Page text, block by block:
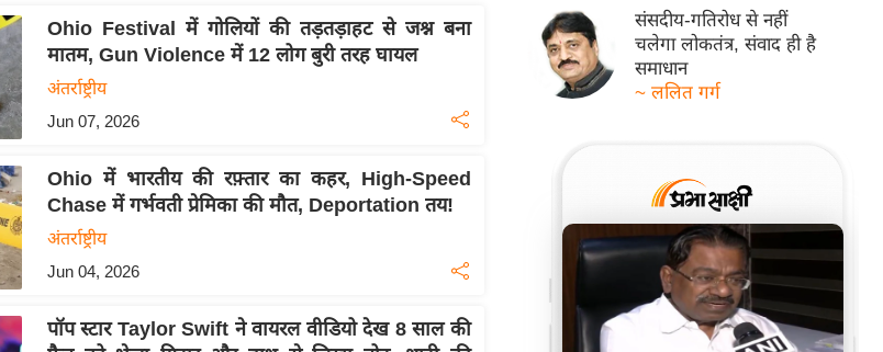
Ohio Festival में गोलियों की तड़तड़ाहट से जश्न बना
मातम, Gun Violence में 12 लोग बुरी तरह घायल
अंतर्राष्ट्रीय
Jun 07, 2026
Ohio में भारतीय की रफ़्तार का कहर, High-Speed
Chase में गर्भवती प्रेमिका की मौत, Deportation तय!
अंतर्राष्ट्रीय
Jun 04, 2026
पॉप स्टार Taylor Swift ने वायरल वीडियो देख 8 साल की
संसदीय-गतिरोध से नहीं
चलेगा लोकतंत्र, संवाद ही है
समाधान
~ ललित गर्ग